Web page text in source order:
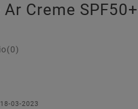
Creme SPF50+
03-2023